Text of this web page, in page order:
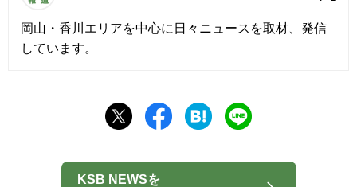
岡山・香川エリアを中心に日々ニュースを取材、発信
しています。
KSB NEWSを